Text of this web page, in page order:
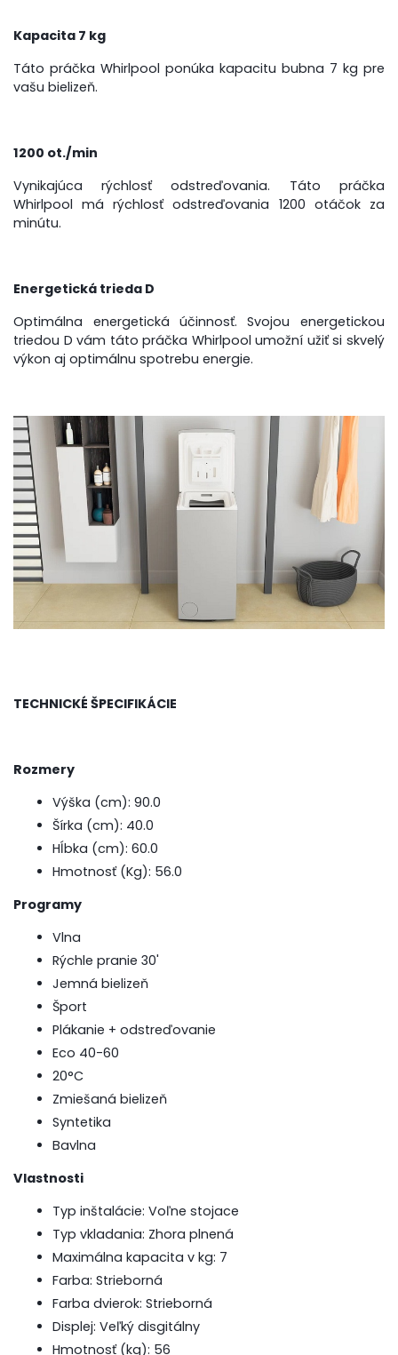
Kapacita 7 kg
Táto práčka Whirlpool ponúka kapacitu bubna 7 kg pre
vašu bielizeň.
1200 ot./min
Vynikajúca rýchlosť odstreďovania. Táto práčka
Whirlpool má rýchlosť odstreďovania 1200 otáčok za
minútu.
Energetická trieda D
Optimálna energetická účinnosť. Svojou energetickou
triedou D vám táto práčka Whirlpool umožní užiť si skvelý
výkon aj optimálnu spotrebu energie.
TECHNICKÉ ŠPECIFIKÁCIE
Rozmery
Výška (cm): 90.0
Šírka (cm): 40.0
Hĺbka (cm): 60.0
Hmotnosť (Kg): 56.0
Programy
Vlna
Rýchle pranie 30'
Jemná bielizeň
Šport
Plákanie + odstreďovanie
Eco 40-60
20°C
Zmiešaná bielizeň
Syntetika
Bavlna
Vlastnosti
Typ inštalácie: Voľne stojace
Typ vkladania: Zhora plnená
Maximálna kapacita v kg: 7
Farba: Strieborná
Farba dvierok: Strieborná
Displej: Veľký disgitálny
Hmotnosť (kg): 56